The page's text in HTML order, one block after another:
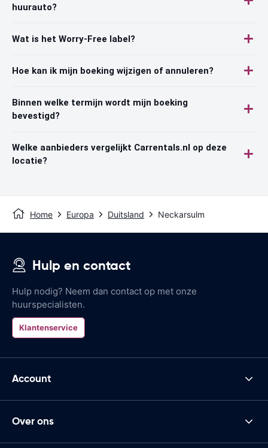
huurauto?
Wat is het Worry-Free label?
Hoe kan ik mijn boeking wijzigen of annuleren?
Binnen welke termijn wordt mijn boeking
bevestigd?
Welke aanbieders vergelijkt Carrentals.nl op deze
locatie?
Home Europa Duitsland Neckarsulm
Hulp en contact
Hulp nodig? Neem dan contact op met onze
huurspecialisten.
Klantenservice
Account
Over ons